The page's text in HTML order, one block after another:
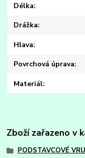
Délka
Drážka
Hlava
Povrchová úprava
Materiál
Zboží zařazeno v
PODSTAVCOVÉ